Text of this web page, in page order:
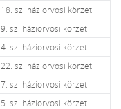
18. sz. háziorvosi körzet
9. sz. háziorvosi körzet
4. sz. háziorvosi körzet
22. sz. háziorvosi körzet
7. sz. háziorvosi körzet
5. sz. háziorvosi körzet